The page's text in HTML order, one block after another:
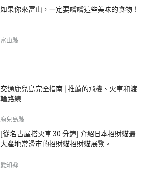
如果你來富山，一定要嚐嚐這些美味的食物！
富山縣
交通鹿兒島完全指南 | 推薦的飛機、火車和渡
輪路線
鹿兒島縣
[從名古屋搭火車 30 分鐘] 介紹日本招財貓最
大產地常滑市的招財貓招財貓展覽。
愛知縣